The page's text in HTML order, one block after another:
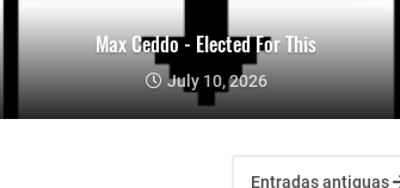
Max Ceddo - Elected For This
July 10, 2026
Entradas antiguas